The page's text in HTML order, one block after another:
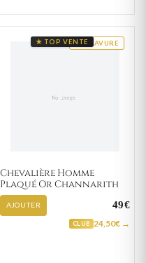
GRAVURE
★ TOP VENTE
Chevalière Homme
Plaqué Or Channarith
AJOUTER 49€
CLUB 24,50€ →